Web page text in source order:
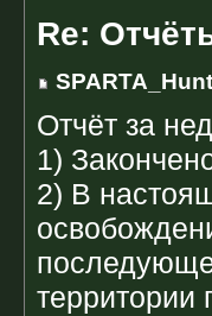
Re:
Отчёт за
1)
2) В
территории